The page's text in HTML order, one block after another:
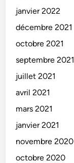
janvier 2022
décembre 2021
octobre 2021
septembre 2021
juillet 2021
avril 2021
mars 2021
janvier 2021
novembre 2020
octobre 2020